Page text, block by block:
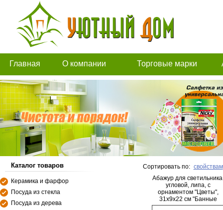
Главная О компании Торговые марки
Каталог товаров
Керамика и фарфор
Посуда из стекла
Посуда из дерева
Сортировать по: свойствам
Абажур для
угловой, липа, с
орнаментом "Цветы",
31х9х22 см "Банные
штучки"/3